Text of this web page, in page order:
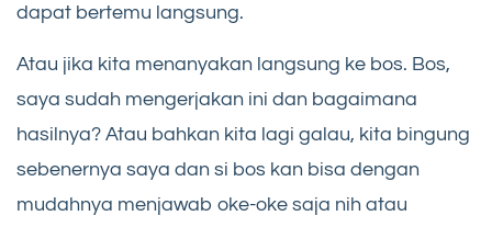
dapat bertemu langsung.
Atau jika kita menanyakan langsung ke bos. Bos,
saya sudah mengerjakan ini dan bagaimana
hasilnya? Atau bahkan kita lagi galau, kita bingung
sebenernya saya dan si bos kan bisa dengan
mudahnya menjawab oke-oke saja nih atau